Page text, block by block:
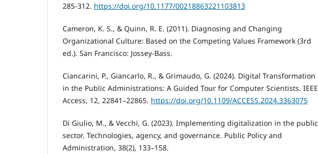
285-312. https://doi.org/10.1177/00218863221103813
Cameron, K. S., & Quinn, R. E. (2011). Diagnosing and Changing
Organizational Culture: Based on the Competing Values Framework (3rd
ed.). San Francisco: Jossey-Bass.
Ciancarini, P., Giancarlo, R., & Grimaudo, G. (2024). Digital Transformation
in the Public Administrations: A Guided Tour for Computer Scientists. IEEE
Access, 12, 22841–22865. https://doi.org/10.1109/ACCESS.2024.3363075
Di Giulio, M., & Vecchi, G. (2023). Implementing digitalization in the public
sector. Technologies, agency, and governance. Public Policy and
Administration, 38(2), 133–158.